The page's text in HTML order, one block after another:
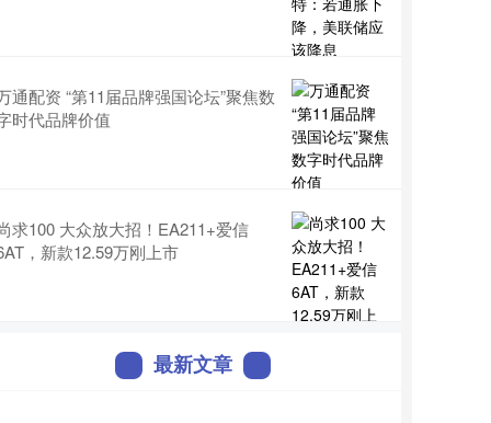
通配资 “第11届品牌强国论坛”聚焦数
时代品牌价值
求100 大众放大招！EA211+爱信
，新款12.59万刚上市
最新文章